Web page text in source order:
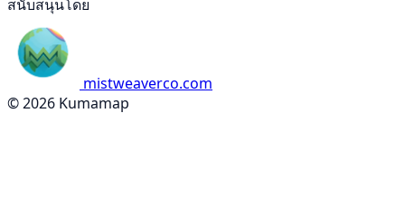
สนับสนุนโดย
mistweaverco.com
© 2026 Kumamap